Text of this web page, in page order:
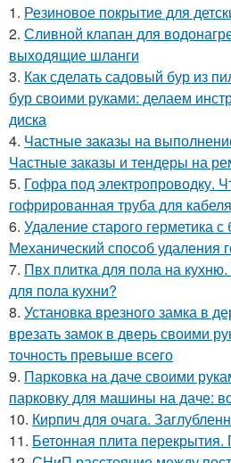
1. Резиновое покрытие для
2. Сливной клапан для
выходящие шланги
3. Как сделать садовый бур из
бур своими руками: делаем
диска
4. Частные заказы на
Частные заказы и тендеры на
5. Гофра под электропроводку.
гофрированная труба для кабеля
6. Удаление старого герметика
Механический способ удаления
7. Пвх плитка для пола на
для пола кухни?
8. Установка врезного замка в
врезать замок в дверь своими
точность превыше всего
9. Парковка на даче своими
парковку для машины на даче:
10. Кирпич для очага.
11. Бетонная плита